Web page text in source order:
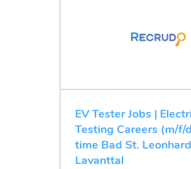
EV Tester Jobs |
Testing Careers (m/
time Bad St.
Lavanttal